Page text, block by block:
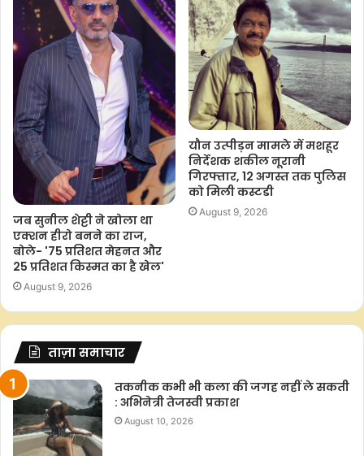
जब सुनील शेट्टी ने खोला था
एक्शन हीरो बनने का राज,
बोले- '75 प्रतिशत मेहनत और
25 प्रतिशत किस्मत का है खेल'
August 9, 2026
यौन उत्पीड़न मामले में मशहूर
निर्देशक शकील नूरानी
गिरफ्तार, 12 अगस्त तक पुलिस
को मिली कस्टडी
August 9, 2026
ताज़ा समाचार
तकनीक कभी भी कला की जगह नहीं ले सकती
: अभिनेत्री तेजस्वी प्रकाश
August 10, 2026